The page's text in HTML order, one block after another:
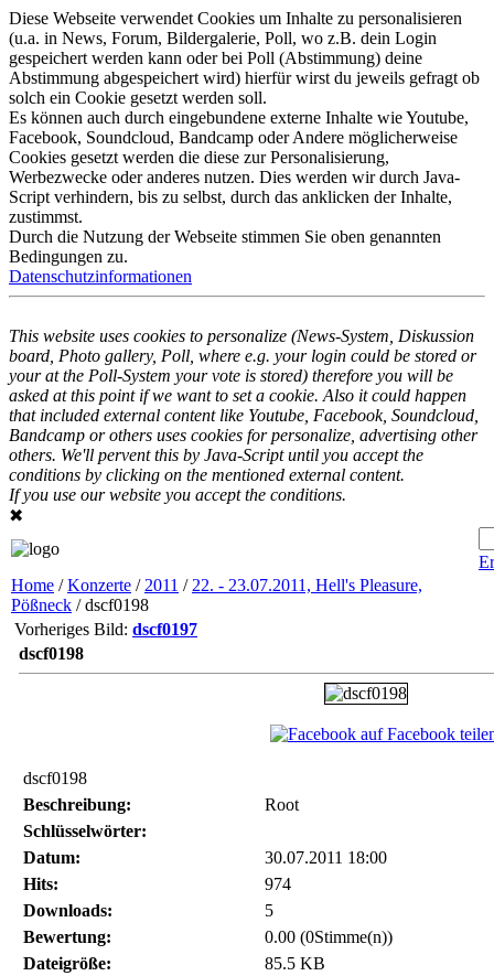
Diese Webseite verwendet Cookies um Inhalte zu personalisieren
(u.a. in News, Forum, Bildergalerie, Poll, wo z.B. dein Login
gespeichert werden kann oder bei Poll (Abstimmung) deine
Abstimmung abgespeichert wird) hierfür wirst du jeweils gefragt ob
solch ein Cookie gesetzt werden soll.
Es können auch durch eingebundene externe Inhalte wie Youtube,
Facebook, Soundcloud, Bandcamp oder Andere möglicherweise
Cookies gesetzt werden die diese zur Personalisierung,
Werbezwecke oder anderes nutzen. Dies werden wir durch Java-
Script verhindern, bis zu selbst, durch das anklicken der Inhalte,
zustimmst.
Durch die Nutzung der Webseite stimmen Sie oben genannten
Bedingungen zu.
Datenschutzinformationen
This website uses cookies to personalize (News-System, Diskussion
board, Photo gallery, Poll, where e.g. your login could be stored or
your at the Poll-System your vote is stored) therefore you will be
asked at this point if we want to set a cookie. Also it could happen
that included external content like Youtube, Facebook, Soundcloud,
Bandcamp or others uses cookies for personalize, advertising other
others. We'll pervent this by Java-Script until you accept the
conditions by clicking on the mentioned external content.
If you use our website you accept the conditions.
✖
Home /Konzerte / 2011 / 22. - 23.07.2011, Hell's Pleasure,
Pößneck / dscf0198
Vorheriges Bild: dscf0197
dscf0198
auf Facebook
dscf0198
Beschreibung:
Root
Schlüsselwörter:
Datum:
30.07.2011 18:00
Hits:
974
Downloads:
5
Bewertung:
0.00 (0Stimme(n))
Dateigröße:
85.5 KB